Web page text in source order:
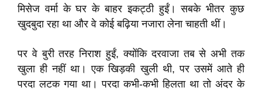
मिसेज वर्मा के घर के बाहर इकट्ठी हुईं। सबके भीतर कुछ
खुदबुदा रहा था और वे कोई बढ़िया नजारा लेना चाहती थीं।
पर वे बुरी तरह निराश हुईं, क्योंकि दरवाजा तब से अभी तक
खुला ही नहीं था। एक खिड़की खुली थी, पर उसमें आते ही
परदा लटक गया था। परदा कभी-कभी हिलता था तो अंदर के